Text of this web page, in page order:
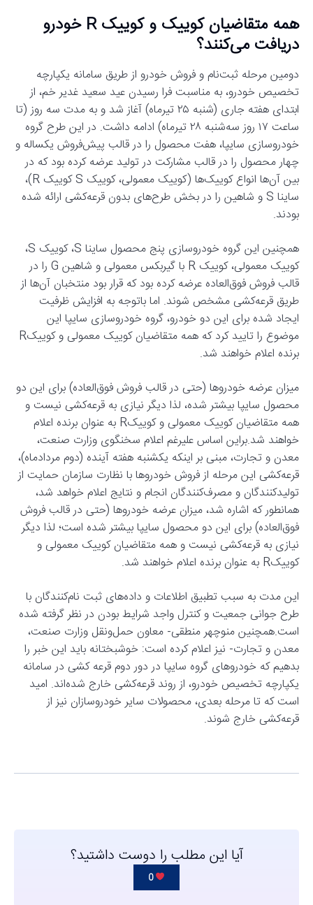
همه متقاضیان کوییک و کوییک R خودرو
دریافت می‌کنند؟
دومین مرحله ثبت‌نام و فروش خودرو از طریق سامانه یکپارچه
تخصیص خودرو، به مناسبت فرا رسیدن عید سعید غدیر خم، از
ابتدای هفته جاری (شنبه ۲۵ تیرماه) آغاز شد و به مدت سه روز (تا
ساعت ۱۷ روز سه‌شنبه ۲۸ تیرماه) ادامه داشت. در این طرح گروه
خودروسازی سایپا، هفت محصول را در قالب پیش‌فروش یکساله و
چهار محصول را در قالب مشارکت در تولید عرضه کرده بود که در
بین آن‌ها انواع کوییک‌ها (کوییک معمولی، کوییک S کوییک R)،
ساینا S و شاهین را در بخش طرح‌های بدون قرعه‌کشی ارائه شده
بودند.
همچنین این گروه خودروسازی پنج محصول ساینا S، کوییک S،
کوییک معمولی، کوییک R با گیربکس معمولی و شاهین G را در
قالب فروش فوق‌العاده عرضه کرده بود که قرار بود منتخبان آن‌ها از
طریق قرعه‌کشی مشخص شوند. اما باتوجه به افزایش ظرفیت
ایجاد شده برای این دو خودرو، گروه خودروسازی سایپا این
موضوع را تایید کرد که همه متقاضیان‌ کوییک معمولی و کوییکR
برنده اعلام خواهند شد.
میزان عرضه خودروها (حتی در قالب فروش فوق‌العاده) برای این دو
محصول سایپا بیشتر شده، لذا دیگر نیازی به قرعه‌کشی نیست و
همه متقاضیان‌ کوییک معمولی و کوییکR به عنوان برنده اعلام
خواهند شد.براین اساس علیرغم اعلام سخنگوی وزارت صنعت،
معدن و تجارت، مبنی بر اینکه یکشنبه هفته آینده (دوم مردادماه)،
قرعه‌کشی این مرحله از فروش خودروها با نظارت سازمان حمایت از
تولیدکنندگان و مصرف‌کنندگان انجام و نتایج اعلام خواهد شد،
همانطور که اشاره شد، میزان عرضه خودروها (حتی در قالب فروش
فوق‌العاده) برای این دو محصول سایپا بیشتر شده است؛ لذا دیگر
نیازی به قرعه‌کشی نیست و همه متقاضیان‌ کوییک معمولی و
کوییکR به عنوان برنده اعلام خواهند شد.
این مدت به سبب تطبیق اطلاعات و داده‌های ثبت نام‌کنندگان با
طرح جوانی جمعیت و کنترل واجد شرایط بودن در نظر گرفته شده
است.همچنین منوچهر منطقی- معاون حمل‌ونقل وزارت صنعت،
معدن و تجارت- نیز اعلام کرده است: خوشبختانه باید این خبر را
بدهیم که خودروهای گروه سایپا در دور دوم قرعه کشی در سامانه
یکپارچه تخصیص خودرو، از روند قرعه‌کشی خارج شده‌اند. امید
است که تا مرحله بعدی، محصولات سایر خودروسازان نیز از
قرعه‌کشی خارج شوند.
آیا این مطلب را دوست داشتید؟
0